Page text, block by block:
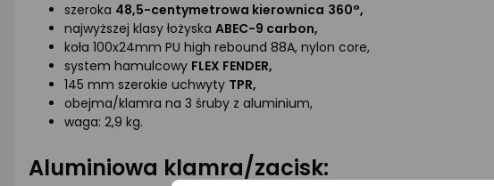
szeroka 48,5-centymetrowa kierownica 360°,
najwyższej klasy łożyska ABEC-9 carbon,
koła 100x24mm PU high rebound 88A, nylon core,
system hamulcowy FLEX FENDER,
145 mm szerokie uchwyty TPR,
obejma/klamra na 3 śruby z aluminium,
waga: 2,9 kg.
Aluminiowa klamra/zacisk: